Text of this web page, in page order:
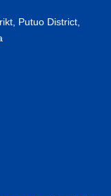
Putuo District,